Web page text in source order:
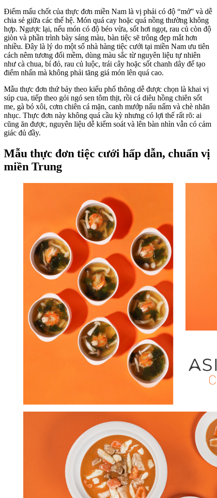
Điểm mấu chốt của thực đơn miền Nam là vị phải có độ “mở” và dễ
chia sẻ giữa các thế hệ. Món quá cay hoặc quá nồng thường không
hợp. Ngược lại, nếu món có độ béo vừa, sốt hơi ngọt, rau củ còn độ
giòn và phần trình bày sáng màu, bàn tiệc sẽ trông đẹp mắt hơn
nhiều. Đây là lý do một số nhà hàng tiệc cưới tại miền Nam ưu tiên
cách nêm tương đối mềm, dùng màu sắc từ nguyên liệu tự nhiên
như cà chua, bí đỏ, rau củ luộc, trái cây hoặc sốt chanh dây để tạo
điểm nhấn mà không phải tăng giá món lên quá cao.
Mẫu thực đơn thứ bảy theo kiểu phổ thông dễ được chọn là khai vị
súp cua, tiếp theo gỏi ngó sen tôm thịt, rồi cá diêu hồng chiên sốt
me, gà bó xôi, cơm chiên cá mặn, canh mướp nấu nấm và chè nhãn
nhục. Thực đơn này không quá cầu kỳ nhưng có lợi thế rất rõ: ai
cũng ăn được, nguyên liệu dễ kiểm soát và lên bàn nhìn vẫn có cảm
giác đủ đầy.
Mẫu thực đơn tiệc cưới hấp dẫn, chuẩn vị
miền Trung